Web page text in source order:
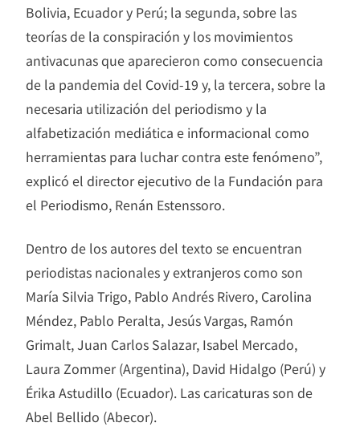
Bolivia, Ecuador y Perú; la segunda, sobre las
teorías de la conspiración y los movimientos
antivacunas que aparecieron como consecuencia
de la pandemia del Covid-19 y, la tercera, sobre la
necesaria utilización del periodismo y la
alfabetización mediática e informacional como
herramientas para luchar contra este fenómeno”,
explicó el director ejecutivo de la Fundación para
el Periodismo, Renán Estenssoro.
Dentro de los autores del texto se encuentran
periodistas nacionales y extranjeros como son
María Silvia Trigo, Pablo Andrés Rivero, Carolina
Méndez, Pablo Peralta, Jesús Vargas, Ramón
Grimalt, Juan Carlos Salazar, Isabel Mercado,
Laura Zommer (Argentina), David Hidalgo (Perú) y
Érika Astudillo (Ecuador). Las caricaturas son de
Abel Bellido (Abecor).